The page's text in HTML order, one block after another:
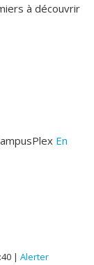
à découvrir
En
| Alerter